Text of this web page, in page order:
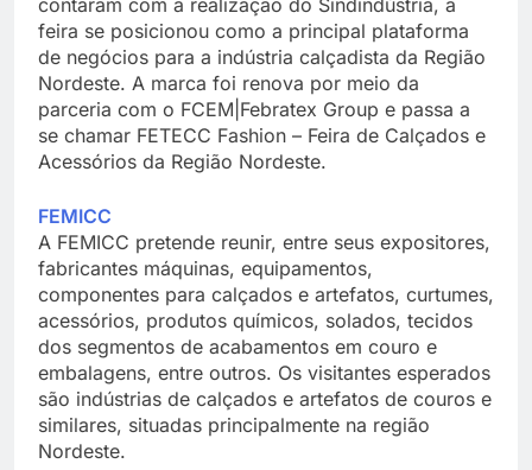
contaram com a realização do Sindindústria, a
feira se posicionou como a principal plataforma
de negócios para a indústria calçadista da Região
Nordeste. A marca foi renova por meio da
parceria com o FCEM|Febratex Group e passa a
se chamar FETECC Fashion – Feira de Calçados e
Acessórios da Região Nordeste.
FEMICC
A FEMICC pretende reunir, entre seus expositores,
fabricantes máquinas, equipamentos,
componentes para calçados e artefatos, curtumes,
acessórios, produtos químicos, solados, tecidos
dos segmentos de acabamentos em couro e
embalagens, entre outros. Os visitantes esperados
são indústrias de calçados e artefatos de couros e
similares, situadas principalmente na região
Nordeste.